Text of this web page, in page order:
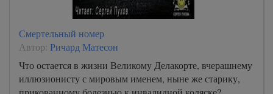
Смертельный номер
Автор: Ричард Матесон
Что остается в жизни Великому Делакорте, вчерашнему
иллюзионисту с мировым именем, ныне же старику,